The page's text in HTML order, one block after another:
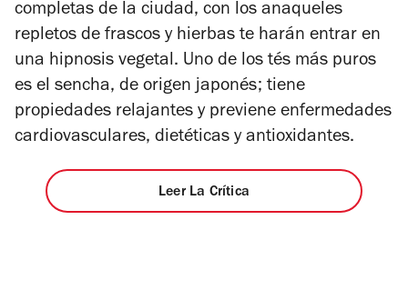
5
estrellas
completas de la ciudad, con los anaqueles
repletos de frascos y hierbas te harán entrar en
una hipnosis vegetal. Uno de los tés más puros
es el sencha, de origen japonés; tiene
propiedades relajantes y previene enfermedades
cardiovasculares, dietéticas y antioxidantes.
Leer La Crítica